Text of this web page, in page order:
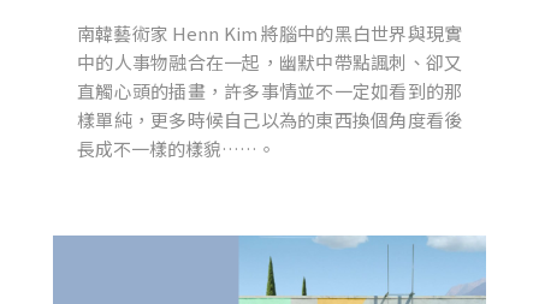
南韓藝術家 Henn Kim 將腦中的黑白世界與現實
中的人事物融合在一起，幽默中帶點諷刺、卻又
直觸心頭的插畫，許多事情並不一定如看到的那
樣單純，更多時候自己以為的東西換個角度看後
長成不一樣的樣貌……。